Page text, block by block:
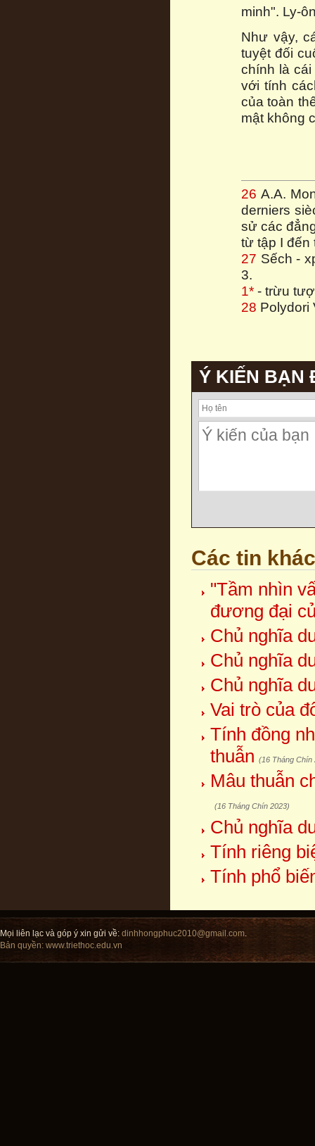
minh". Ly-
Như vậy,
tuyệt đối
chính là
với tính
của toàn
mật không
26 A.A.
derniers
sử các
từ tập I đến
27 Sếch -
3.
1* - trừu
28 Polydori
Ý KIẾN BẠN
Các tin khác
"Tầm nhìn
đương đại
Chủ nghĩa
Chủ nghĩa
Chủ nghĩa
Vai trò của
Tính đồng
thuẫn (16 Tháng Chín
Mâu thuẫn
(16 Tháng Chín 2023)
Chủ nghĩa
Tính riêng
Tính phổ
Mọi liên lạc và góp ý xin gửi về: dinhhongphuc2010@gmail.com.
Bản quyền: www.triethoc.edu.vn